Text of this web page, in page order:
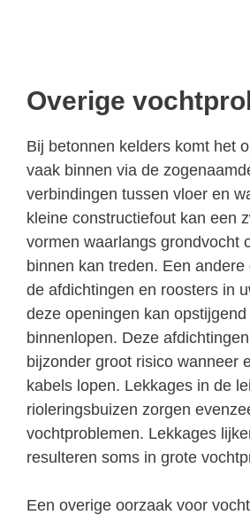
Overige
Bij betonnen kelders komt het
vaak binnen via de
verbindingen tussen vloer en
kleine constructiefout kan een
vormen waarlangs grondvocht
binnen kan treden. Een
de afdichtingen en roosters in
deze openingen kan
binnenlopen. Deze
bijzonder groot risico wanneer
kabels lopen. Lekkages in de
rioleringsbuizen zorgen
vochtproblemen. Lekkages
resulteren soms in grote
Een overige oorzaak voor